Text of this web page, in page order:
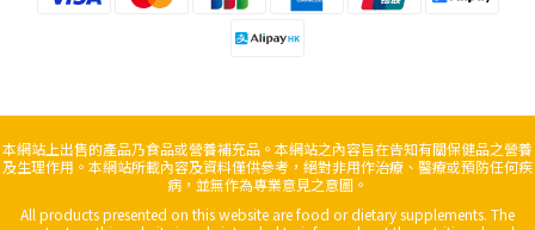
本網站上出售的產品乃食品或營養補充品。本網站之內容旨在告知有關保健品之營養
及生理作用。本網站所載內容及資料僅供參考，絕對非用作治療、醫療或預防任何疾
病，並無作為專業意見之意圖。
All products presented on this website are food or dietary supplements. The